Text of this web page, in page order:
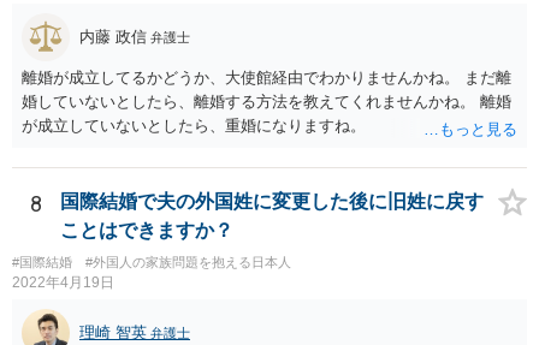
内藤 政信 弁護士
離婚が成立してるかどうか、大使館経由でわかりませんかね。 まだ離
婚していないとしたら、離婚する方法を教えてくれませんかね。 離婚
が成立していないとしたら、重婚になりますね。
8
国際結婚で夫の外国姓に変更した後に旧姓に戻す
ことはできますか？
#国際結婚 #外国人の家族問題を抱える日本人
2022年4月19日
理崎 智英 弁護士